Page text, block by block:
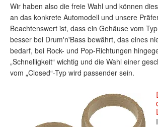
Wir haben also die freie Wahl und können
an das konkrete Automodell und unsere
Beachtenswert ist, dass ein Gehäuse vom
besser bei Drum'n'Bass bewährt, das eines
bedarf, bei Rock- und Pop-Richtungen
„Schnelligkeit“ wichtig und die Wahl einer
vom „Closed“-Typ wird passender sein.